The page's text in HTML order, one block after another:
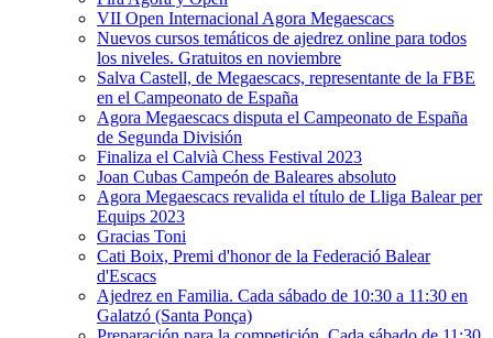
VII Open Internacional Agora Megaescacs
Nuevos cursos temáticos de ajedrez online para todos
los niveles. Gratuitos en noviembre
Salva Castell, de Megaescacs, representante de la FBE
en el Campeonato de España
Agora Megaescacs disputa el Campeonato de España
de Segunda División
Finaliza el Calvià Chess Festival 2023
Joan Cubas Campeón de Baleares absoluto
Agora Megaescacs revalida el título de Lliga Balear per
Equips 2023
Gracias Toni
Cati Boix, Premi d'honor de la Federació Balear
d'Escacs
Ajedrez en Familia. Cada sábado de 10:30 a 11:30 en
Galatzó (Santa Ponça)